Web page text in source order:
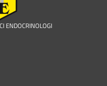
ENDOCRINOLOGI